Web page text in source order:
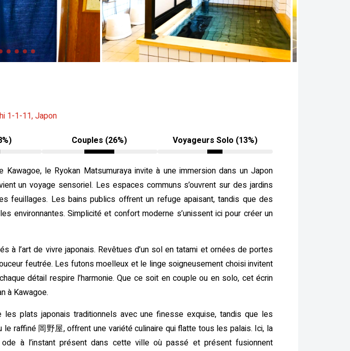
1-1-11, Japon
Couples (26%) Voyageurs Solo (13%)
le Ryokan Matsumuraya invite à une immersion dans un Japon
un voyage sensoriel. Les espaces communs s’ouvrent sur des jardins
feuillages. Les bains publics offrent un refuge apaisant, tandis que des
environnantes. Simplicité et confort moderne s’unissent ici pour créer un
l’art de vivre japonais. Revêtues d’un sol en tatami et ornées de portes
feutrée. Les futons moelleux et le linge soigneusement choisi invitent
détail respire l’harmonie. Que ce soit en couple ou en solo, cet écrin
à Kawagoe.
plats japonais traditionnels avec une finesse exquise, tandis que les
raffiné 岡野屋, offrent une variété culinaire qui flatte tous les palais. Ici, la
à l’instant présent dans cette ville où passé et présent fusionnent